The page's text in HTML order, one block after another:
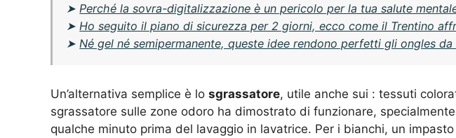
➤ Perché la sovra-digitalizzazione è un pericolo per la tua salute
➤ Ho seguito il piano di sicurezza per 2 giorni, ecco come il Trentino
➤ Né gel né semipermanente, queste idee rendono perfetti gli ongles da
Un’alternativa semplice è lo sgrassatore, utile anche sui : tessuti
sgrassatore sulle zone odoro ha dimostrato di funzionare,
qualche minuto prima del lavaggio in lavatrice. Per i bianchi, un